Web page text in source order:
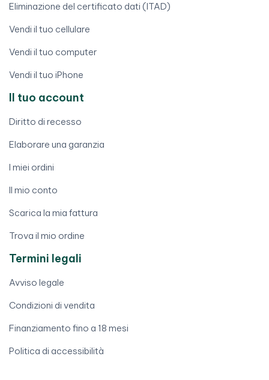
Eliminazione del certificato dati (ITAD)
Vendi il tuo cellulare
Vendi il tuo computer
Vendi il tuo iPhone
Il tuo account
Diritto di recesso
Elaborare una garanzia
I miei ordini
Il mio conto
Scarica la mia fattura
Trova il mio ordine
Termini legali
Avviso legale
Condizioni di vendita
Finanziamento fino a 18 mesi
Politica di accessibilità